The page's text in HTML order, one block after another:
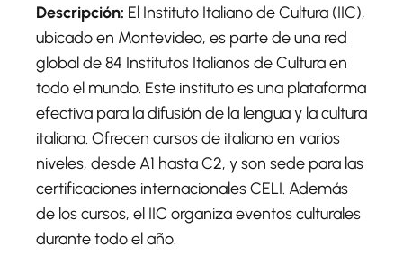
Descripción: El Instituto Italiano de Cultura (IIC),
ubicado en Montevideo, es parte de una red
global de 84 Institutos Italianos de Cultura en
todo el mundo. Este instituto es una plataforma
efectiva para la difusión de la lengua y la cultura
italiana. Ofrecen cursos de italiano en varios
niveles, desde A1 hasta C2, y son sede para las
certificaciones internacionales CELI. Además
de los cursos, el IIC organiza eventos culturales
durante todo el año.